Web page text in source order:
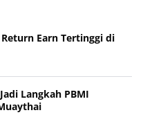
Earn Tertinggi di
Langkah PBMI